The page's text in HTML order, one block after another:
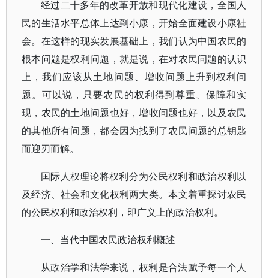
经过二十多年的改革开放和现代化建设，全国人
民的生活水平总体上达到小康，开始全面建设小康社
会。在这样的现实发展基础上，我们认为中国农民的
根本问题是权利问题，就是说，在对农民问题的认识
上，我们应该从土地问题、增收问题上升到权利问
题。可以说，只要农民的权利得到尊重、保障和实
现，农民的土地问题也好，增收问题也好，以及农民
的其他所有问题，都会因为找到了农民问题的总钥匙
而迎刃而解。
国际人权理论将权利分为公民权利和政治权利以
及经济、社会和文化权利两大类。本文着重探讨农民
的公民权利和政治权利，即广义上的政治权利。
一、当代中国农民政治权利概述
从政治学和法学来说，权利是合法赋予每一个人